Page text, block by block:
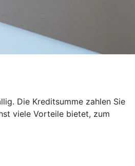
Die Kreditsumme zahlen Sie
viele Vorteile bietet, zum